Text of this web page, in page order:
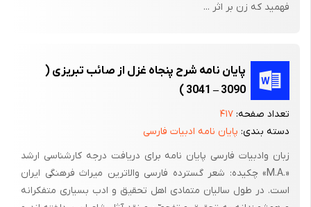
فهمید که زن بر اثر ...
پایان نامه شرح پنجاه غزل از صائب تبریزی (
3090 – 3041 )
تعداد صفحه: ۴۱۷
دسته بندی: پایان نامه ادبیات فارسی
زبان وادبیات فارسی پایان نامه برای دریافت درجه کارشناسی ارشد
«.M.A» چکیده: شعر گسترده فارسی والاترین میراث فرهنگی ایران
است. در طول سالیان متمادی اهل تحقیق و ادب بسیاری متفکرانه